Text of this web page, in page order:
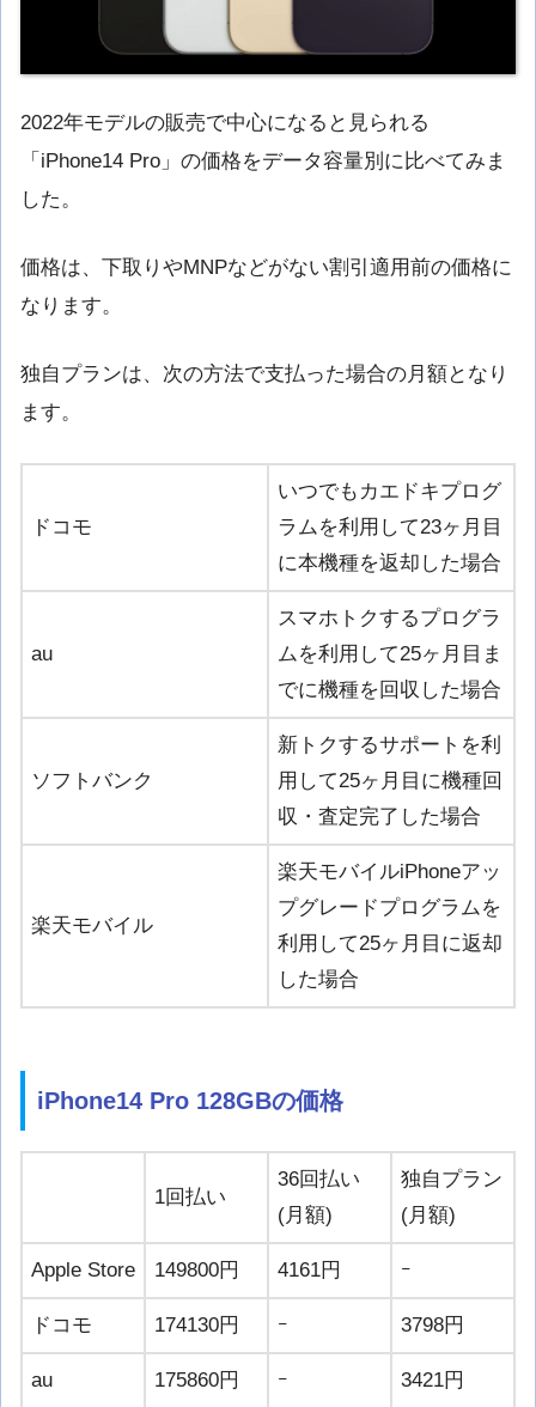
2022年モデルの販売で中心になると見られる
「iPhone14 Pro」の価格をデータ容量別に比べてみま
した。
価格は、下取りやMNPなどがない割引適用前の価格に
なります。
独自プランは、次の方法で支払った場合の月額となり
ます。
ドコモ
いつでもカエドキプログ
ラムを利用して23ヶ月目
に本機種を返却した場合
au
スマホトクするプログラ
ムを利用して25ヶ月目ま
でに機種を回収した場合
ソフトバンク
新トクするサポートを利
用して25ヶ月目に機種回
収・査定完了した場合
楽天モバイル
楽天モバイルiPhoneアッ
プグレードプログラムを
利用して25ヶ月目に返却
した場合
iPhone14 Pro 128GBの価格
1回払い
36回払い
(月額)
独自プラン
(月額)
Apple Store 149800円 4161円 ｰ
ドコモ 174130円 ｰ 3798円
au 175860円 ｰ 3421円